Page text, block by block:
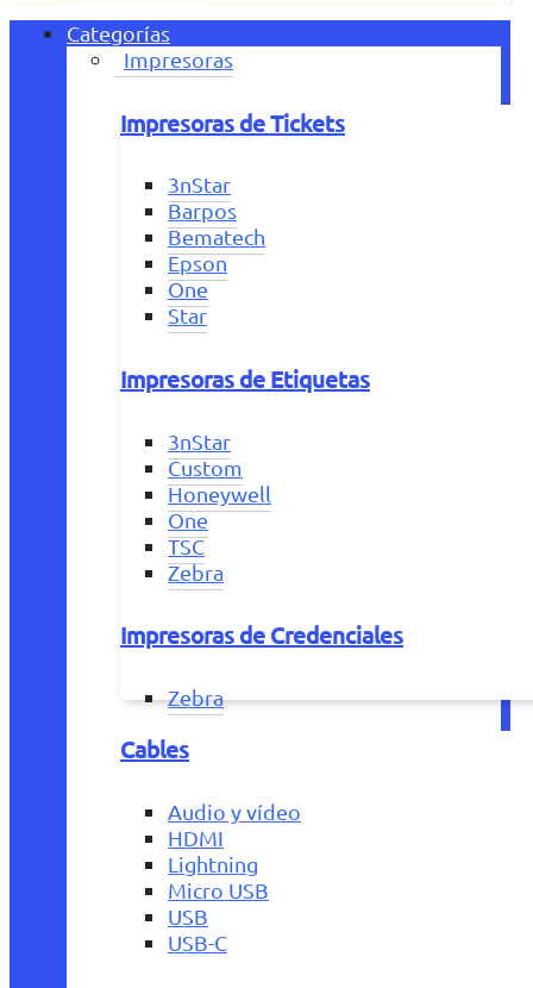
Categorías
Impresoras
Impresoras de Tickets
3nStar
Barpos
Bematech
Epson
One
Star
Impresoras de Etiquetas
3nStar
Custom
Honeywell
One
TSC
Zebra
Impresoras de Credenciales
Zebra
Cables
Audio y vídeo
HDMI
Lightning
Micro USB
USB
USB-C